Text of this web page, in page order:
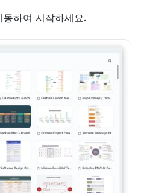
동하여 시작하세요.